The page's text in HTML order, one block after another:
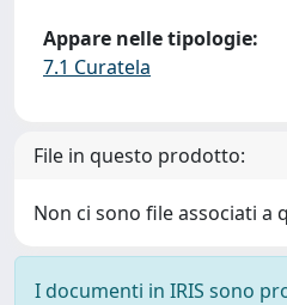
Appare nelle tipologie:
7.1 Curatela
File in questo prodotto:
Non ci sono file associati a
I documenti in IRIS sono